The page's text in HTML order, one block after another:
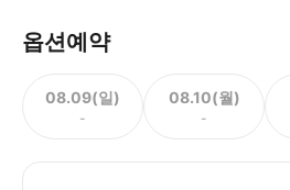
옵션예약
08.09(일)
-
08.10(월)
-